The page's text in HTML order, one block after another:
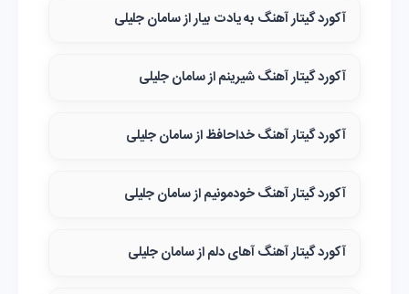
آکورد گیتار آهنگ به یادت بیار از سامان جلیلی
آکورد گیتار آهنگ شیرینم از سامان جلیلی
آکورد گیتار آهنگ خداحافظ از سامان جلیلی
آکورد گیتار آهنگ خودمونیم از سامان جلیلی
آکورد گیتار آهنگ آهای دلم از سامان جلیلی